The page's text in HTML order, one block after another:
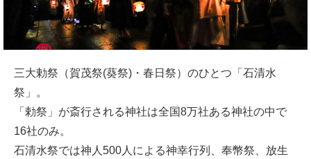
三大勅祭（賀茂祭(葵祭)・春日祭）のひとつ「石清水
祭」。
「勅祭」が斎行される神社は全国8万社ある神社の中で
16社のみ。
石清水祭では神人500人による神幸行列、奉幣祭、放生